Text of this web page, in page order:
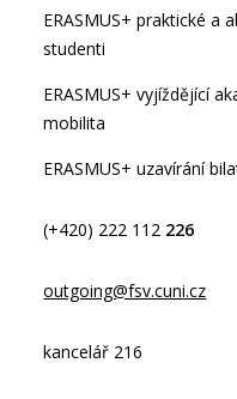
ERASMUS+ praktické a
studenti
ERASMUS+ vyjíždějící
mobilita
ERASMUS+ uzavírání
(+420) 222 112 226
outgoing@fsv.cuni.cz
kancelář 216